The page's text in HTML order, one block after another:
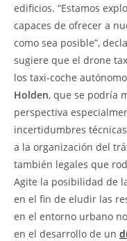
edificios. “Estamos
capaces de ofrecer a
como sea posible”,
sugiere que el drone
los taxi-coche
Holden, que se podría
perspectiva
incertidumbres
a la organización del
también legales que
Agite la posibilidad de
en el fin de eludir las
en el entorno urbano
en el desarrollo de un